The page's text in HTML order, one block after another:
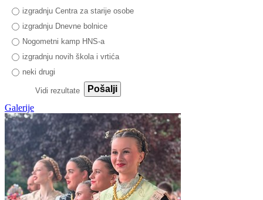
izgradnju Centra za starije osobe
izgradnju Dnevne bolnice
Nogometni kamp HNS-a
izgradnju novih škola i vrtića
neki drugi
Vidi rezultate
Pošalji
Galerije